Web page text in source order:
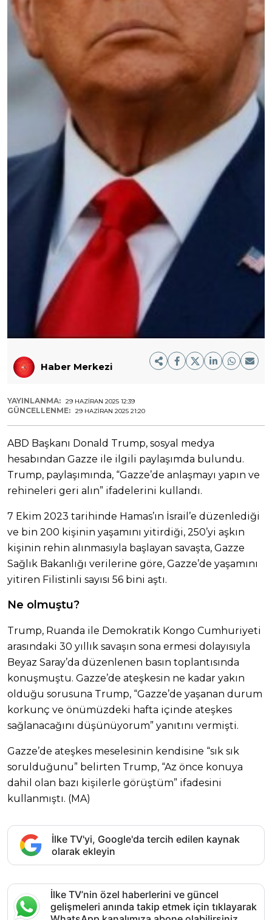
Haber Merkezi
YAYINLANMA: 29 HAZIRAN 2025 12:39
GÜNCELLENME: 29 HAZIRAN 2025 21:20
ABD Başkanı Donald Trump, sosyal medya
hesabından Gazze ile ilgili paylaşımda bulundu.
Trump, paylaşımında, “Gazze’de anlaşmayı yapın ve
rehineleri geri alın” ifadelerini kullandı.
7 Ekim 2023 tarihinde Hamas’ın İsrail’e düzenlediği
ve bin 200 kişinin yaşamını yitirdiği, 250’yi aşkın
kişinin rehin alınmasıyla başlayan savaşta, Gazze
Sağlık Bakanlığı verilerine göre, Gazze’de yaşamını
yitiren Filistinli sayısı 56 bini aştı.
Ne olmuştu?
Trump, Ruanda ile Demokratik Kongo Cumhuriyeti
arasındaki 30 yıllık savaşın sona ermesi dolayısıyla
Beyaz Saray’da düzenlenen basın toplantısında
konuşmuştu. Gazze’de ateşkesin ne kadar yakın
olduğu sorusuna Trump, “Gazze’de yaşanan durum
korkunç ve önümüzdeki hafta içinde ateşkes
sağlanacağını düşünüyorum” yanıtını vermişti.
Gazze’de ateşkes meselesinin kendisine “sık sık
sorulduğunu” belirten Trump, “Az önce konuya
dahil olan bazı kişilerle görüştüm” ifadesini
kullanmıştı. (MA)
İlke TV'yi, Google'da tercih edilen kaynak
olarak ekleyin
İlke TV’nin özel haberlerini ve güncel
gelişmeleri anında takip etmek için tıklayarak